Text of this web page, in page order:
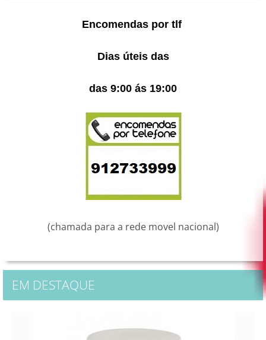
Encomendas por tlf
Dias úteis das
das 9:00 ás 19:00
(chamada para a rede movel nacional)
EM DESTAQUE